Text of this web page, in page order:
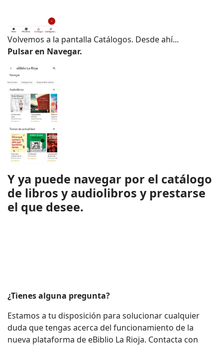
Volvemos a la pantalla Catálogos. Desde ahí...
Pulsar en Navegar.
Y ya puede navegar por el catálogo
de libros y audiolibros y prestarse
el que desee.
¿Tienes alguna pregunta?
Estamos a tu disposición para solucionar cualquier
duda que tengas acerca del funcionamiento de la
nueva plataforma de eBiblio La Rioja. Contacta con